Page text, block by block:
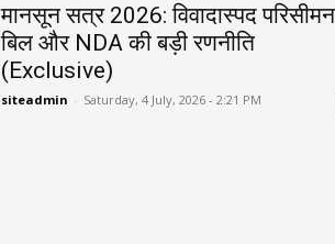
मानसून सत्र 2026: विवादास्पद परिसीमन
बिल और NDA की बड़ी रणनीति
(Exclusive)
siteadmin - Saturday, 4 July, 2026 - 2:21 PM